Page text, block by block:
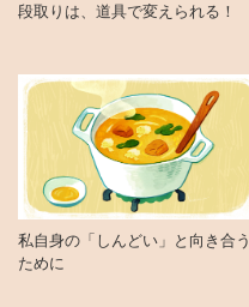
段取りは、道具で変えられる！
私自身の「しんどい」と向き合う
ために